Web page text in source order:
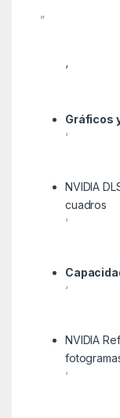
”
‘
Gráficos
‘
NVIDIA
cuadros
‘
‘
NVIDIA
‘